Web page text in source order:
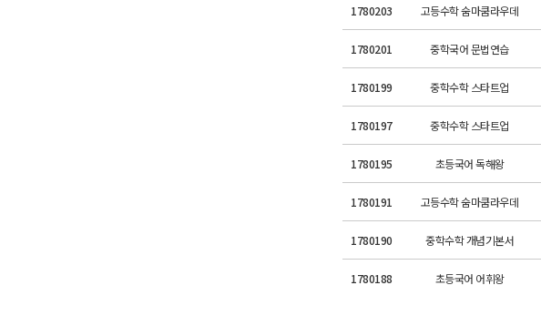
1780203 고등수학 숨마쿰라우데
1780201 중학국어 문법연습
1780199 중학수학 스타트업
1780197 중학수학 스타트업
1780195 초등국어 독해왕
1780191 고등수학 숨마쿰라우데
1780190 중학수학 개념기본서
1780188 초등국어 어휘왕